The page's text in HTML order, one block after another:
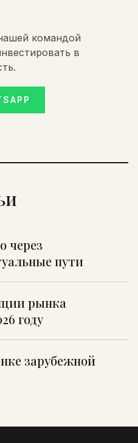
командой
в
через
пути
рынка
году
зарубежной